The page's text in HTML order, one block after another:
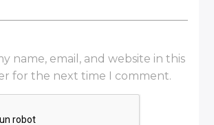
name, email, and website in this
for the next time I comment.